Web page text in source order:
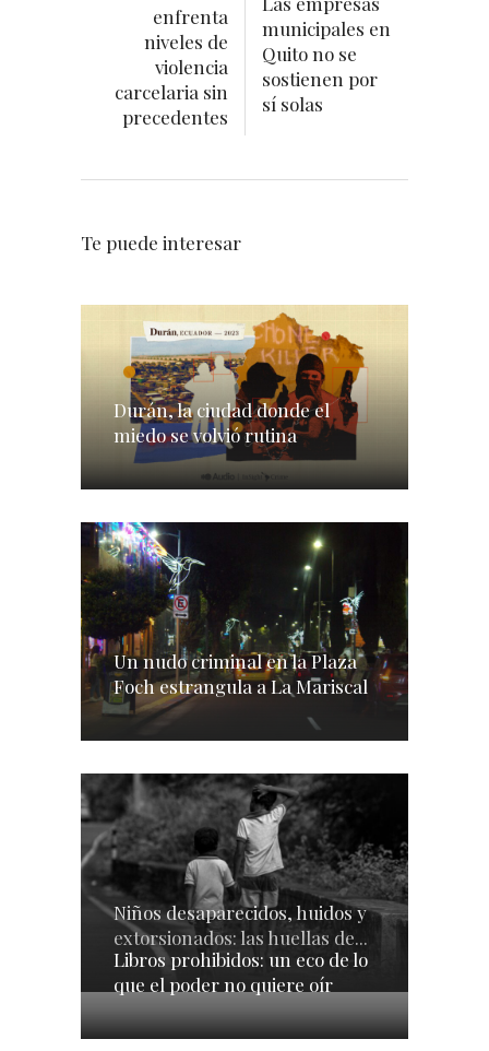
enfrenta
niveles de
violencia
carcelaria sin
precedentes
municipales en
Quito no se
sostienen por
sí solas
Te puede interesar
Durán, la ciudad donde el
miedo se volvió rutina
Un nudo criminal en la Plaza
Foch estrangula a La Mariscal
Niños desaparecidos, huidos y
extorsionados: las huellas de...
Libros prohibidos: un eco de lo
que el poder no quiere oír